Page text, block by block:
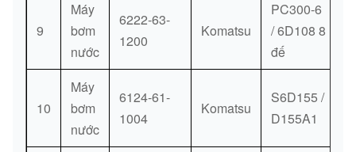
6138-
61-
6461
[1]
0,01
kg.
51
01435-
00820
[2] CHỚP
0,015
kg.
9
Máy
bơm
nước
6222-63-
1200
Komatsu
PC300-6
/ 6D108 8
đế
10
Máy
bơm
nước
6124-61-
1004
Komatsu
S6D155 /
D155A1